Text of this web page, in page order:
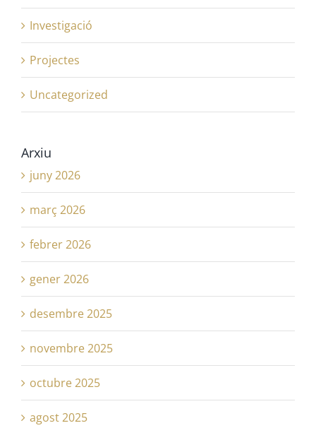
Investigació
Projectes
Uncategorized
Arxiu
juny 2026
març 2026
febrer 2026
gener 2026
desembre 2025
novembre 2025
octubre 2025
agost 2025